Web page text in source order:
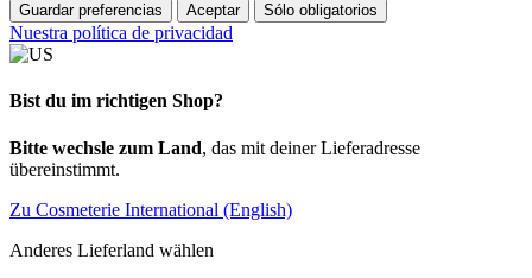
Guardar preferencias Aceptar Sólo obligatorios
Nuestra política de privacidad
Bist du im richtigen Shop?
Bitte wechsle zum Land, das mit deiner Lieferadresse
übereinstimmt.
Zu Cosmeterie International (English)
Anderes Lieferland wählen